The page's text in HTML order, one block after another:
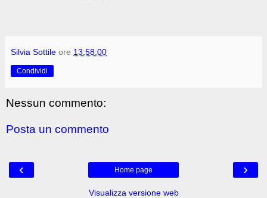
Silvia Sottile ore 13:58:00
Condividi
Nessun commento:
Posta un commento
‹ ›
Home page
Visualizza versione web